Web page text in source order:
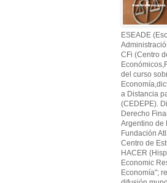
ESEADE
CFi (Centro
del curso
a Distancia
(CEDEPE).
Derecho
Argentino de
Fundación
Centro de
HACER
Economic
Economía";